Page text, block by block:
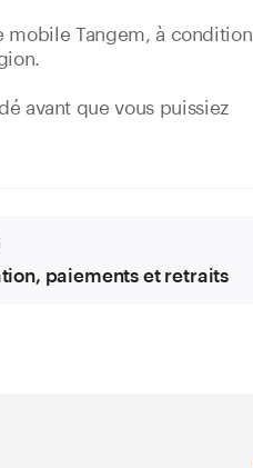
mobile Tangem, à condition
avant que vous puissiez
paiements et retraits